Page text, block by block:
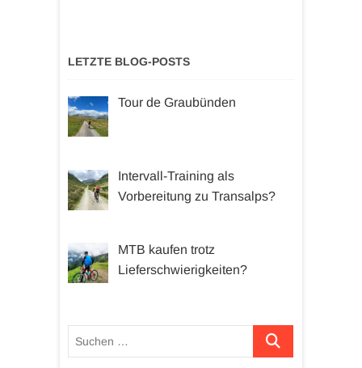
LETZTE BLOG-POSTS
Tour de Graubünden
Intervall-Training als
Vorbereitung zu Transalps?
MTB kaufen trotz
Lieferschwierigkeiten?
Suchen …